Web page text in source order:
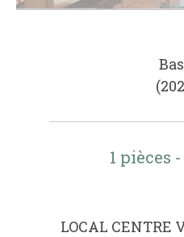
1 pièces
LOCAL CENTRE